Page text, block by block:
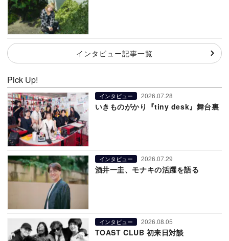
インタビュー記事一覧
Pick Up!
インタビュー 2026.07.28
いきものがかり『tiny desk』舞台裏
インタビュー 2026.07.29
酒井一圭、モナキの活躍を語る
インタビュー 2026.08.05
TOAST CLUB 初来日対談